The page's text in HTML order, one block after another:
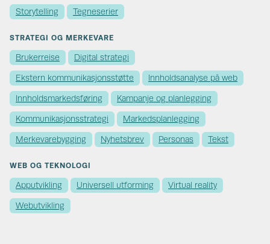
Storytelling Tegneserier
STRATEGI OG MERKEVARE
Brukerreise Digital strategi
Ekstern kommunikasjons­støtte Innholdsanalyse på web
Innholds­markedsføring Kampanje og planlegging
Kommunikasjons­strategi Markedsplanlegging
Merkevare­bygging Nyhetsbrev Personas Tekst
WEB OG TEKNOLOGI
Apputvikling Universell utforming Virtual reality
Webutvikling